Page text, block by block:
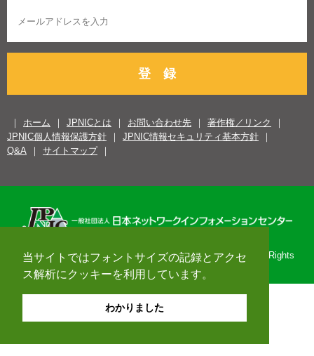
当サイトではフォントサイズの記録とアクセ
ス解析にクッキーを利用しています。
わかりました
登 録
ホーム JPNICとは お問い合わせ先
著作権／リンク
JPNIC個人情報保護方針
JPNIC情報セキュリティ基本方針
Q&A
サイトマップ
Copyright© 1996-2026 Japan Network Information Center. All Rights
Reserved.